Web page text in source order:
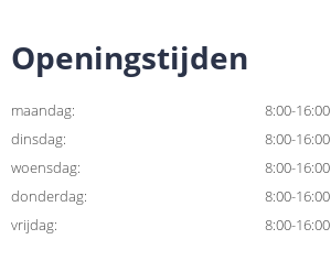
Openingstijden
maandag:
8:00-16:00
dinsdag:
8:00-16:00
woensdag:
8:00-16:00
donderdag:
8:00-16:00
vrijdag:
8:00-16:00